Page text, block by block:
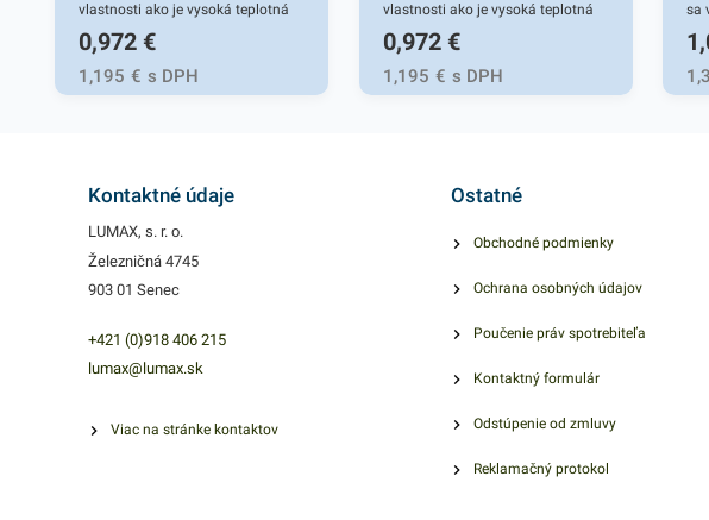
vlastnosti ako je vysoká teplotná
izolácia, nepriedušnosť,
zachovanie tvaru a nepriepustnosť
využíva pri príprave jedál a
Šírka 30cm, dĺžka návinu je 10m.
0,972 €
1,195 € s DPH
vlastnosti ako je vysoká teplotná
izolácia, nepriedušnosť,
zachovanie tvaru a nepriepustnosť
využíva pri príprave jedál a
Šírka 30cm, dĺžka návinu je 10m.
0,972 €
1,195 € s DPH
sa
Kontaktné údaje
LUMAX, s. r. o.
Železničná 4745
903 01 Senec
+421 (0)918 406 215
lumax@lumax.sk
Viac na stránke kontaktov
Ostatné
Obchodné podmienky
Ochrana osobných údajov
Poučenie práv spotrebiteľa
Kontaktný formulár
Odstúpenie od zmluvy
Reklamačný protokol